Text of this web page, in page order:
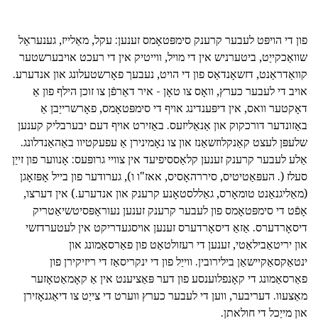
פון די הויפּט לעבער קרענק סימפּטאָמס זענען: עקל, מאַלייז, גענעראַל
שוואַכקייַט, ביטערניש אין די מויל, ווייטיק אין די רעכט אויבערשטער
קוואַדראַנט, דזשאָנדאַס פון די הויט, נעבעך פאָרשטעלונג און אנדערע.
אויב די לעבער כערץ, וואָס צו טאָן - איר דאַרפֿן צו זוכן הילף פון אַ
דאָקטער וואס, אין דיפּענדינג אויף די סימפּטאָמס, פאָרשרייַבן אַ
באַזונדער דורכקוק און אַנאַליזעס. באַזירט אויף דעם יבערבליק קענען
שלעפּן לעצט קאַנקלוזשאַנז און צו נאָמינירן אַ עפעקטיוו באַהאַנדלונג.
אַלע לעבער קרענק זענען קלאַססיפיעד אין צוויי גרופּעס: אָנווער פון זייַן
סעלז (. העפּאַטיטיס, סיררהאָסיס, אאז"ו ו), גערודער פון בייל אָפּזאָגן
(מאַליגנאַנט טומאָרס, גאַללסטאָנע קרענק און אנדערע.) אין דערצו,
אָפֿט די סימפּטאָמס פון לעבער קרענק זענען נעוראָפּסיטשיאַטריק
דיסאָרדערס. אַזאַ דיסאָרדערס זענען אויסגעדריקט אין לעטערדזשי
און יריטאַבילאַטי, זענען די רעזולטאַט פון פאַרסאַמונג און
ינטאַקסאַקיישאַן בילירובין. ווייַל פון די ינקריסאַז די ריזיקירן פון
פאַרסאַמונג די קאָנפלוענסע פון דער פּאַציענט אין אַ קאָמאַטאָזער
מאַצעוו. דעריבער, ווען די לעבער כערץ ווערט די צייַט צו דיאַגנאָזירן
און מייַכל די חולאתן.